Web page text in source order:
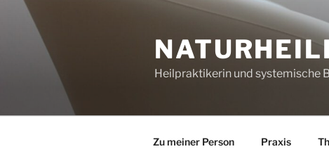
springen
Heilpraktikerin und systemische
Zu meiner Person Praxis